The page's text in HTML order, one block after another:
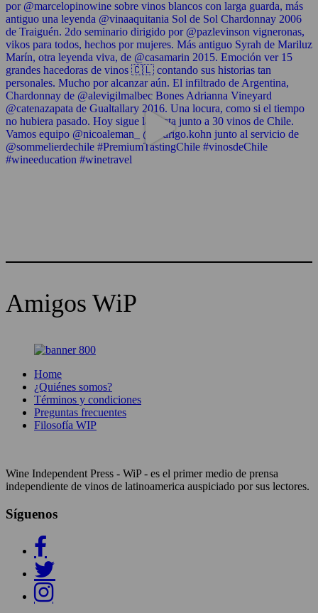
Amigos WiP
Home
¿Quiénes somos?
Términos y condiciones
Preguntas frecuentes
Filosofía WIP
Wine Independent Press - WiP - es el primer medio de prensa
independiente de vinos de latinoamerica auspiciado por sus lectores.
Síguenos